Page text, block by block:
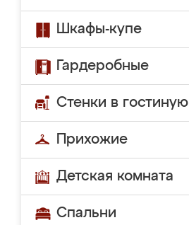
Шкафы-купе
Гардеробные
Стенки в гостиную
Прихожие
Детская комната
Спальни